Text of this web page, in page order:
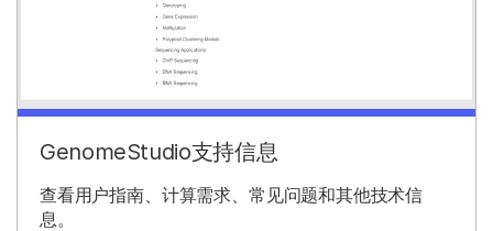
GenomeStudio支持信息
查看用户指南、计算需求、常见问题和其他技术信
息。